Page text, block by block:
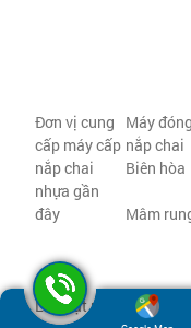
Đơn vị cung
cấp máy cấp
nắp chai
nhựa gần
đây
Máy đóng
nắp chai
Biên hòa
Mâm
Lắp đặt phễu
Phễu